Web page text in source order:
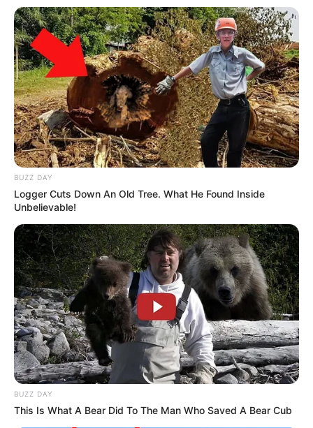
BUZZ DAY
Logger Cuts Down An Old Tree. What He Found Inside
Unbelievable!
BUZZ DAY
This Is What A Bear Did To The Man Who Saved A Bear Cub